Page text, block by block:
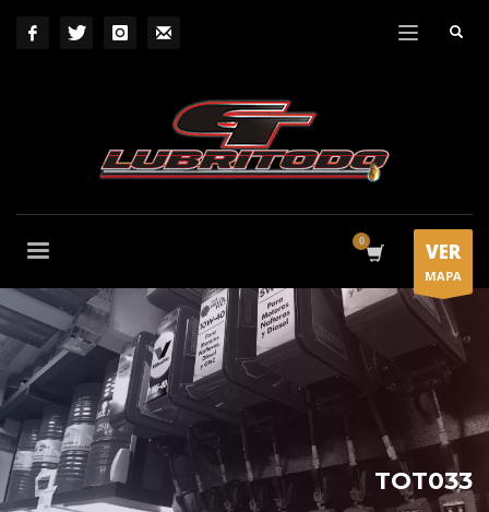
VER
MAPA
TOT033